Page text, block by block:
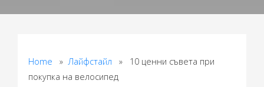
Home »Лайфстайл » 10 ценни съвета при
покупка на велосипед